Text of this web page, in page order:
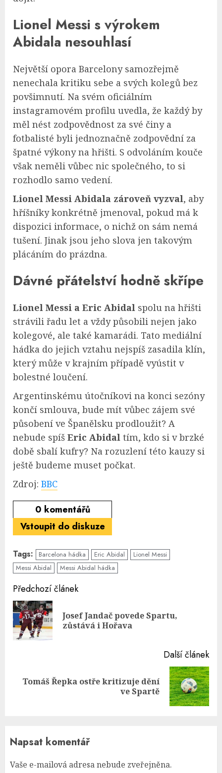
Lionel Messi s výrokem
Abidala nesouhlasí
Největší opora Barcelony samozřejmě
nenechala kritiku sebe a svých kolegů bez
povšimnutí. Na svém oficiálním
instagramovém profilu uvedla, že každý by
měl nést zodpovědnost za své činy a
fotbalisté byli jednoznačně zodpovědní za
špatné výkony na hřišti. S odvoláním kouče
však neměli vůbec nic společného, to si
rozhodlo samo vedení.
Lionel Messi Abidala zároveň vyzval, aby
hříšníky konkrétně jmenoval, pokud má k
dispozici informace, o nichž on sám nemá
tušení. Jinak jsou jeho slova jen takovým
plácáním do prázdna.
Dávné přátelství hodně skřípe
Lionel Messi a Eric Abidal spolu na hřišti
strávili řadu let a vždy působili nejen jako
kolegové, ale také kamarádi. Tato mediální
hádka do jejich vztahu nejspíš zasadila klín,
který může v krajním případě vyústit v
bolestné loučení.
Argentinskému útočníkovi na konci sezóny
končí smlouva, bude mít vůbec zájem své
působení ve Španělsku prodloužit? A
nebude spíš Eric Abidal tím, kdo si v brzké
době sbalí kufry? Na rozuzlení této kauzy si
ještě budeme muset počkat.
Zdroj: BBC
0 komentářů
Vstoupit do diskuze
Tags: Barcelona hádka Eric Abidal
Lionel Messi
Messi Abidal
Messi Abidal hádka
Continue
Reading
Předchozí článek
Josef Jandač povede Spartu,
zůstává i Hořava
Další článek
Next
Tomáš Řepka ostře kritizuje dění
ve Spartě
Napsat komentář
Vaše e-mailová adresa nebude zveřejněna.